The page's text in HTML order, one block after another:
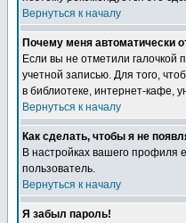
Вернуться к началу
Почему меня автоматически
Если вы не отметили галочкой
учетной записью. Для того,
в библиотеке, интернет-кафе,
Вернуться к началу
Как сделать, чтобы я не
В настройках вашего профиля
пользователь.
Вернуться к началу
Я забыл пароль!